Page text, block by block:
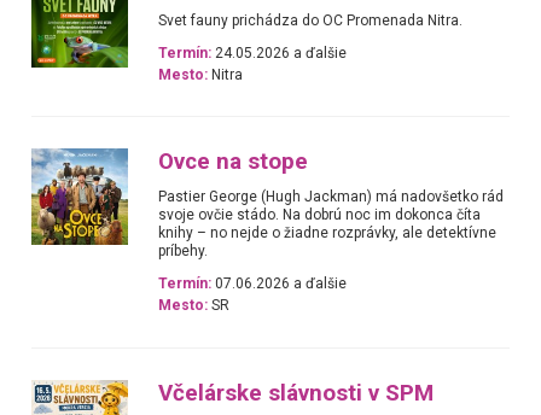
Svet fauny prichádza do OC Promenada Nitra.
Termín: 24.05.2026 a ďalšie
Mesto: Nitra
Ovce na stope
Pastier George (Hugh Jackman) má nadovšetko rád
svoje ovčie stádo. Na dobrú noc im dokonca číta
knihy – no nejde o žiadne rozprávky, ale detektívne
príbehy.
Termín: 07.06.2026 a ďalšie
Mesto: SR
Včelárske slávnosti v SPM